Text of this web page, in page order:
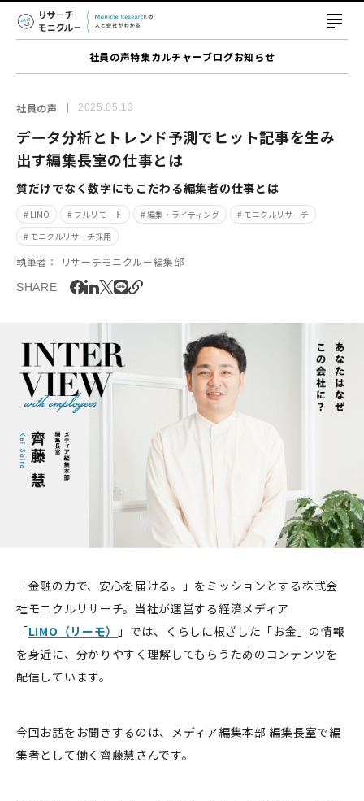
社員の声特集カルチャーブログお知らせ
社員の声 2025.05.13
データ分析とトレンド予測でヒット記事を生み
出す編集長室の仕事とは
質だけでなく数字にもこだわる編集者の仕事とは
# LIMO # フルリモート # 編集・ライティング
# モニクルリサーチ
# モニクルリサーチ採用
執筆者： リサーチモニクルー編集部
SHARE
「金融の力で、安心を届ける。」をミッションとする株式会
社モニクルリサーチ。当社が運営する経済メディア
「LIMO（リーモ）
」では、くらしに根ざした「お金」の情報
を身近に、分かりやすく理解してもらうためのコンテンツを
配信しています。
今回お話をお聞きするのは、メディア編集本部 編集長室で編
集者として働く齊藤慧さんです。